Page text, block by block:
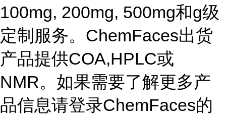
100mg, 200mg, 500mg和g级
定制服务。ChemFaces出货
产品提供COA,HPLC或
NMR。如果需要了解更多产
品信息请登录ChemFaces的